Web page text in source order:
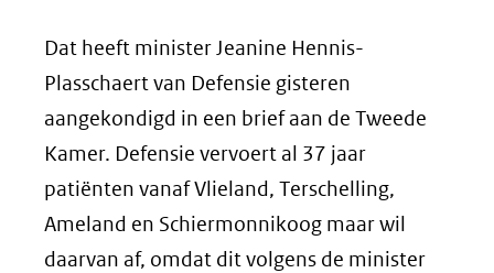
Dat heeft minister Jeanine Hennis-
Plasschaert van Defensie gisteren
aangekondigd in een brief aan de Tweede
Kamer. Defensie vervoert al 37 jaar
patiënten vanaf Vlieland, Terschelling,
Ameland en Schiermonnikoog maar wil
daarvan af, omdat dit volgens de minister